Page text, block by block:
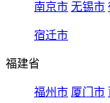
南京市 无锡市
宿迁市
福建省
福州市 厦门市